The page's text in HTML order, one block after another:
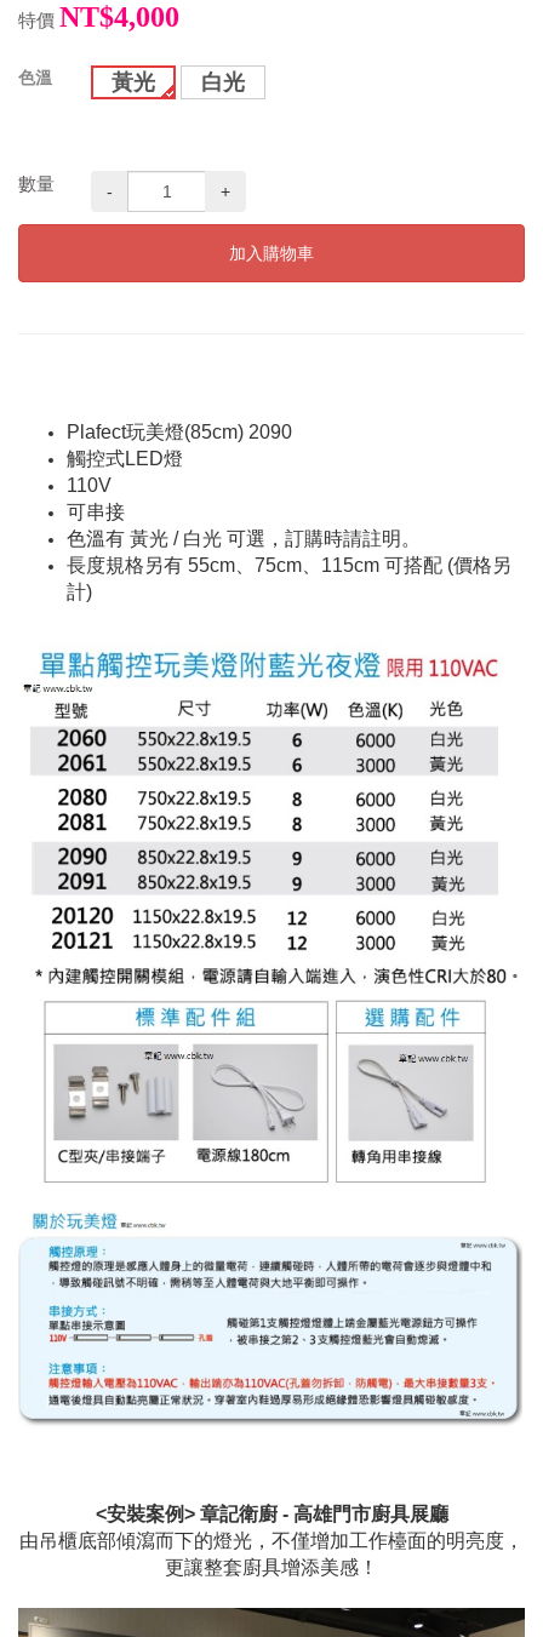
特價 NT$4,000
色溫 黃光 白光
數量 - +
加入購物車
Plafect玩美燈(85cm) 2090
觸控式LED燈
110V
可串接
色溫有 黃光 / 白光 可選，訂購時請註明。
長度規格另有 55cm、75cm、115cm 可搭配 (價格另
計)
<安裝案例> 章記衛廚 - 高雄門市廚具展廳
由吊櫃底部傾瀉而下的燈光，不僅增加工作檯面的明亮度，
更讓整套廚具增添美感！